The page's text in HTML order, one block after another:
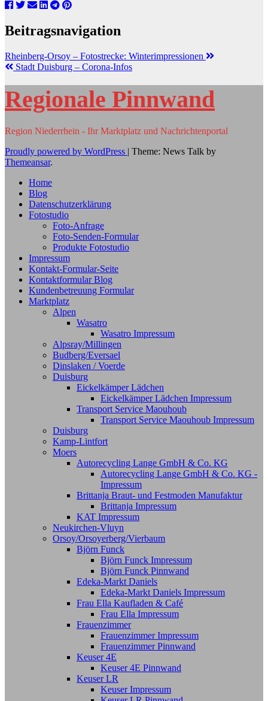
Beitragsnavigation
Rheinberg-Orsoy – Fotostrecke: Winterimpressionen
Stadt Duisburg – Corona-Infos
Regionale Pinnwand
Region Niederrhein - Ihr Marktplatz und Nachrichtenportal
Proudly powered by WordPress | Theme: News Talk by
Themeansar.
Home
Blog
Datenschutzerklärung
Fotostudio
Foto-Anfrage
Foto-Senden-Formular
Produkte Fotostudio
Impressum
Kontakt-Formular-Seite
Kontaktformular Blog
Kundenbetreuung Formular
Marktplatz
Alpen
Wasatro
Wasatro Impressum
Alpsray/Millingen
Budberg/Eversael
Dinslaken / Voerde
Duisburg
Eickelkämper Lädchen
Eickelkämper Lädchen Impressum
Transport Service Maouhoub
Transport Service Maouhoub Impressum
Duisburg
Kamp-Lintfort
Moers
Autorecycling Lange GmbH & Co. KG
Autorecycling Lange GmbH & Co. KG -
Impressum
Brittanja Braut- und Festmoden Manufaktur
Brittanja Impressum
KAT Impressum
Neukirchen-Vluyn
Orsoy/Orsoyerberg/Vierbaum
Björn Funck
Björn Funck Impressum
Björn Funck Pinnwand
Edeka-Markt Daniels
Edeka-Markt Daniels Impressum
Frau Ella Kaufladen & Café
Frau Ella Impressum
Frauenzimmer
Frauenzimmer Impressum
Frauenzimmer Pinnwand
Keuser 4E
Keuser 4E Pinnwand
Keuser LR
Keuser Impressum